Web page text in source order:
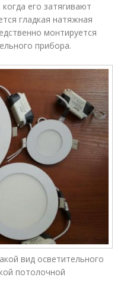
его затягивают
гладкая натяжная
монтируется
прибора.
вид осветительного
потолочной